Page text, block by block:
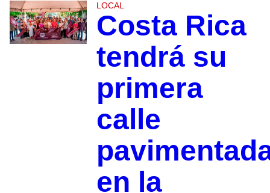
LOCAL
Costa Rica
tendrá su
primera
calle
en la